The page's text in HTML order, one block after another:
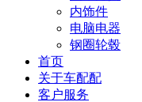
内饰件
电脑电器
钢圈轮毂
首页
关于车配配
客户服务